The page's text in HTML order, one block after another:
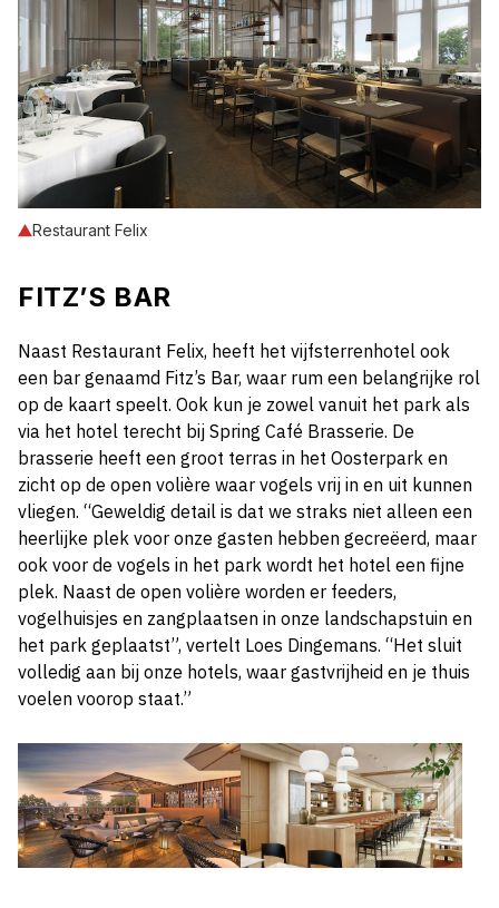
Restaurant Felix
FITZ’S BAR
Naast Restaurant Felix, heeft het vijfsterrenhotel ook
een bar genaamd Fitz’s Bar, waar rum een belangrijke rol
op de kaart speelt. Ook kun je zowel vanuit het park als
via het hotel terecht bij Spring Café Brasserie. De
brasserie heeft een groot terras in het Oosterpark en
zicht op de open volière waar vogels vrij in en uit kunnen
vliegen. “Geweldig detail is dat we straks niet alleen een
heerlijke plek voor onze gasten hebben gecreëerd, maar
ook voor de vogels in het park wordt het hotel een fijne
plek. Naast de open volière worden er feeders,
vogelhuisjes en zangplaatsen in onze landschapstuin en
het park geplaatst”, vertelt Loes Dingemans. “Het sluit
volledig aan bij onze hotels, waar gastvrijheid en je thuis
voelen voorop staat.”